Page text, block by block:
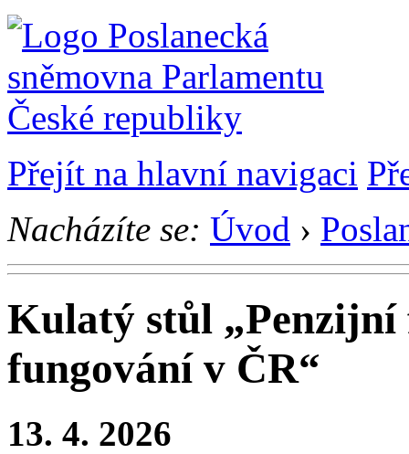
Přejít na hlavní navigaci
Nacházíte se: Úvod ›
Kulatý stůl
fungování v ČR“
13. 4. 2026